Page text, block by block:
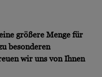
größere Menge für
besonderen
wir uns von Ihnen